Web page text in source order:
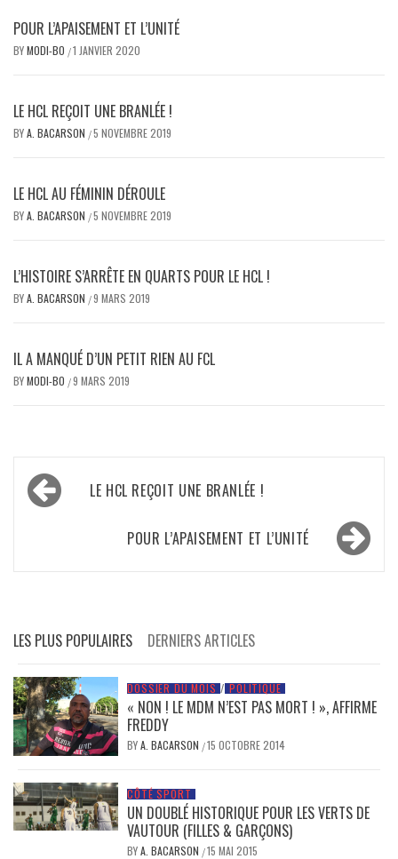
POUR L’APAISEMENT ET L’UNITÉ
BYMODI-BO /1 JANVIER 2020
LE HCL REÇOIT UNE BRANLÉE !
BYA. BACARSON /5 NOVEMBRE 2019
LE HCL AU FÉMININ DÉROULE
BYA. BACARSON /5 NOVEMBRE 2019
L’HISTOIRE S’ARRÊTE EN QUARTS POUR LE HCL !
BYA. BACARSON /9 MARS 2019
IL A MANQUÉ D’UN PETIT RIEN AU FCL
BYMODI-BO /9 MARS 2019
Navigation
de LE HCL REÇOIT UNE BRANLÉE !
POUR L’APAISEMENT ET L’UNITÉ
LES PLUS POPULAIRES DERNIERS ARTICLES
DOSSIER DU MOIS / POLITIQUE
« NON ! LE MDM N’EST PAS MORT ! », AFFIRME
FREDDY
BYA. BACARSON /15 OCTOBRE 2014
CÔTÉ SPORT
UN DOUBLÉ HISTORIQUE POUR LES VERTS DE
VAUTOUR (FILLES & GARÇONS)
BYA. BACARSON /15 MAI 2015